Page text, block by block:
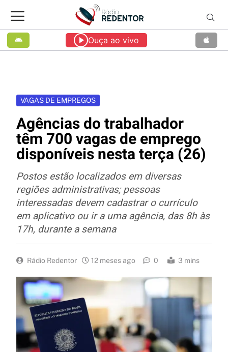
Ouça ao vivo
VAGAS DE EMPREGOS
Agências do trabalhador
têm 700 vagas de emprego
disponíveis nesta terça (26)
Postos estão localizados em diversas
regiões administrativas; pessoas
interessadas devem cadastrar o currículo
em aplicativo ou ir a uma agência, das 8h às
17h, durante a semana
Rádio Redentor 12 meses ago 0 3 mins